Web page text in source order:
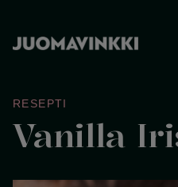
RESEPTI
Vanilla